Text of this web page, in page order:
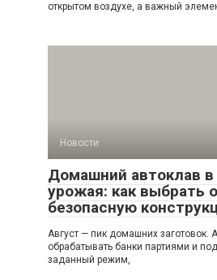
открытом воздухе, а важный
Новости
Домашний автоклав в
урожая: как выбрать
безопасную
Август — пик домашних заготовок.
обрабатывать банки партиями и
заданный режим,